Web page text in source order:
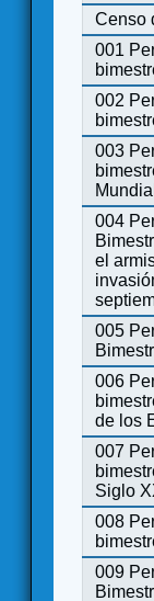
Censo
001
002
003
004
el
005
006
de los
007
Siglo
008
009